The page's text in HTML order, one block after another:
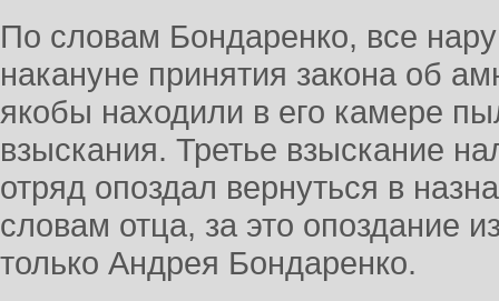
По словам Бондаренко, все
накануне принятия закона об
якобы находили в его камере
взыскания. Третье взыскание
отряд опоздал вернуться в
словам отца, за это опоздание
только Андрея Бондаренко.